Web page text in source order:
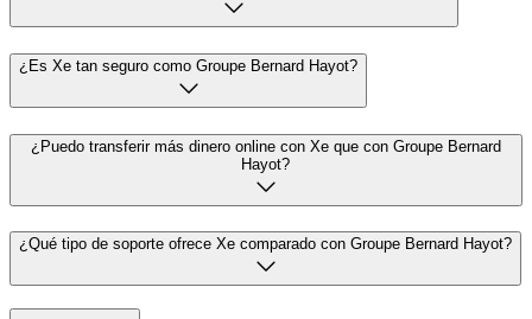
¿Es Xe tan seguro como Groupe Bernard Hayot?
¿Puedo transferir más dinero online con Xe que con Groupe Bernard
Hayot?
¿Qué tipo de soporte ofrece Xe comparado con Groupe Bernard Hayot?